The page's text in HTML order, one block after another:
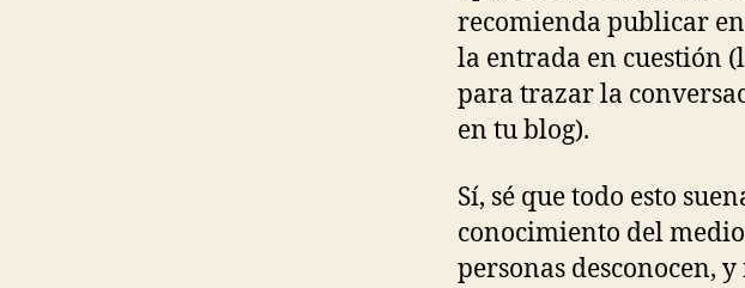
recomienda publicar
la entrada en cuestión
para trazar la
en tu blog).
Sí, sé que todo esto
conocimiento del
personas desconocen,